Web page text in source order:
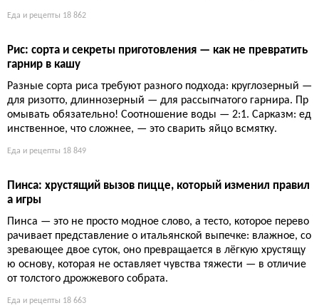
Еда и рецепты 18 862
Рис: сорта и секреты приготовления — как не превратить
гарнир в кашу
Разные сорта риса требуют разного подхода: круглозерный —
для ризотто, длиннозерный — для рассыпчатого гарнира. Пр
омывать обязательно! Соотношение воды — 2:1. Сарказм: ед
инственное, что сложнее, — это сварить яйцо всмятку.
Еда и рецепты 18 849
Пинса: хрустящий вызов пицце, который изменил правил
а игры
Пинса — это не просто модное слово, а тесто, которое перево
рачивает представление о итальянской выпечке: влажное, со
зревающее двое суток, оно превращается в лёгкую хрустящу
ю основу, которая не оставляет чувства тяжести — в отличие
от толстого дрожжевого собрата.
Еда и рецепты 18 663